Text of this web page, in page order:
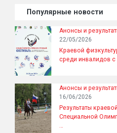
Популярные новости
Анонсы и
22/05/2026
Краевой
среди инвалидов с
Анонсы и
16/06/2026
Результаты
Специальной